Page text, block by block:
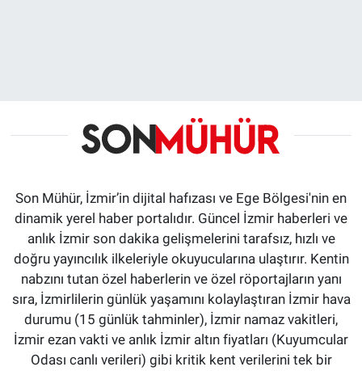
Son Mühür, İzmir’in dijital hafızası ve Ege Bölgesi'nin en
dinamik yerel haber portalıdır. Güncel İzmir haberleri ve
anlık İzmir son dakika gelişmelerini tarafsız, hızlı ve
doğru yayıncılık ilkeleriyle okuyucularına ulaştırır. Kentin
nabzını tutan özel haberlerin ve özel röportajların yanı
sıra, İzmirlilerin günlük yaşamını kolaylaştıran İzmir hava
durumu (15 günlük tahminler), İzmir namaz vakitleri,
İzmir ezan vakti ve anlık İzmir altın fiyatları (Kuyumcular
Odası canlı verileri) gibi kritik kent verilerini tek bir